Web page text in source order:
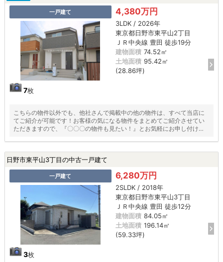
一戸建て
7枚
4,380万円
3LDK / 2026年
東京都日野市東平山2丁目
ＪＲ中央線 豊田 徒歩19分
建物面積 74.52㎡
土地面積 95.42㎡
(28.86坪)
こちらの物件以外でも、他社さんで掲載中の他の物件は、すべて当店に
てご紹介が可能です！お客様の気になる物件をまとめてご紹介させてい
ただきますので、『〇〇〇の物件も見たい！』とお気軽にお申し付けく
日野市東平山3丁目の中古一戸建て
一戸建て
3枚
6,280万円
2SLDK / 2018年
東京都日野市東平山3丁目
ＪＲ中央線 豊田 徒歩12分
建物面積 84.05㎡
土地面積 196.14㎡
(59.33坪)